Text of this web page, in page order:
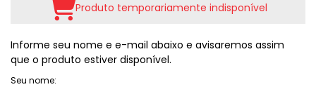
Produto temporariamente indisponível
Informe seu nome e e-mail abaixo e avisaremos assim
que o produto estiver disponível.
Seu nome: